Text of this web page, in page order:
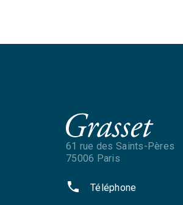
61 rue des Saints-Pères
75006 Paris
phone Téléphone